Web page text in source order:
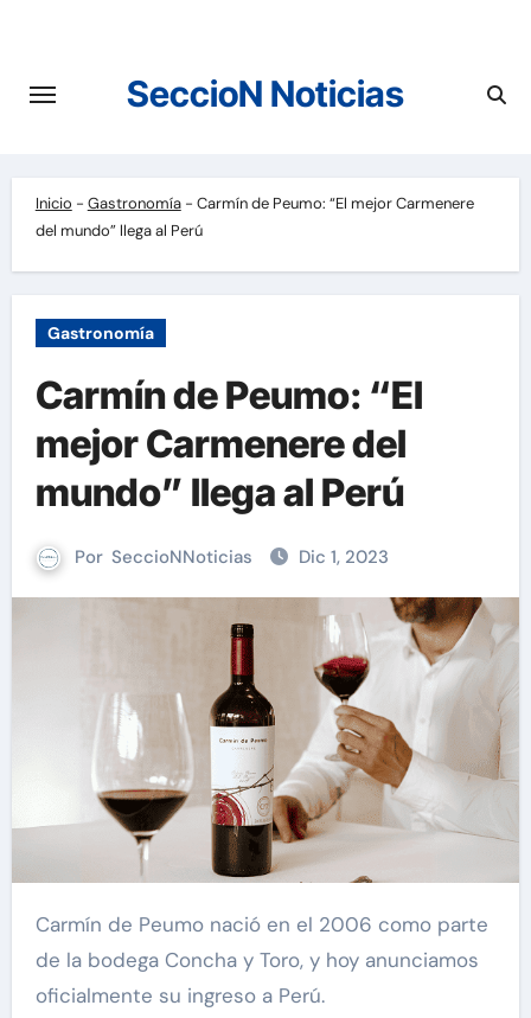
contenido
SeccioN Noticias
Inicio - Gastronomía- Carmín de Peumo: “El mejor Carmenere
del mundo” llega al Perú
Gastronomía
Carmín de Peumo: “El
mejor Carmenere del
mundo” llega al Perú
Por SeccioNNoticias Dic 1, 2023
Carmín de Peumo nació en el 2006 como parte
de la bodega Concha y Toro, y hoy anunciamos
oficialmente su ingreso a Perú.